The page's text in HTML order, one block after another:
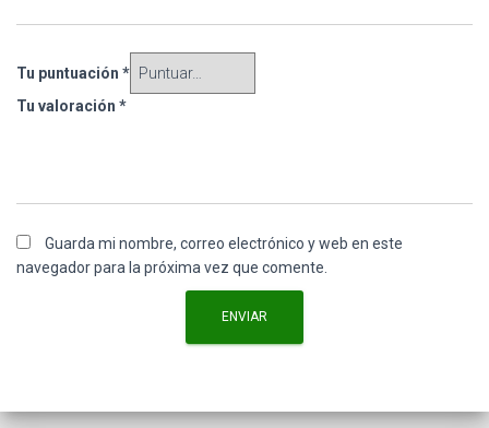
Tu puntuación *
Tu valoración *
Guarda mi nombre, correo electrónico y web en este
navegador para la próxima vez que comente.